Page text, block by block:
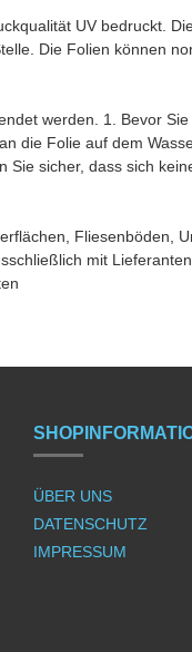
UV bedruckt.
Die Folien können
werden. 1. Bevor
die Folie auf dem
sicher, dass sich
Fliesenböden,
mit
ÜBER UNS
DATENSCHUTZ
IMPRESSUM